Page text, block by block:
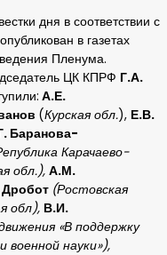
дня в соответствии с
в газетах
Пленума.
ЦК КПРФ Г.А.
А.Е.
(Курская обл.), Е.В.
Баранова-
Карачаево-
обл.), А.М.
(Ростовская
обл), В.И.
«В поддержку
науки»),